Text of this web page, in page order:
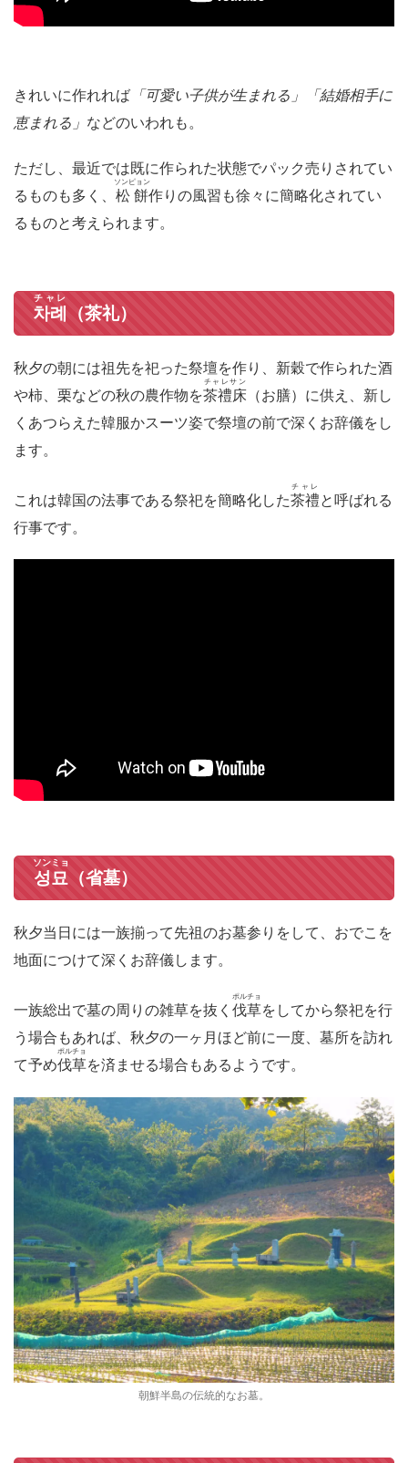
きれいに作れれば 「可愛い子供が生まれる」「結婚相手に
恵まれる」 などのいわれも。
ただし、最近では既に作られた状態でパック売りされてい
るものも多く、 松餅
ソンピョン
作りの風習も徐々に簡略化されてい
るものと考えられます。
차례
チャレ
（茶礼）
秋夕の朝には祖先を祀った祭壇を作り、新穀で作られた酒
や柿、栗などの秋の農作物を茶禮床
チャレサン
（お膳）に供え、新し
くあつらえた韓服かスーツ姿で祭壇の前で深くお辞儀をし
ます。
これは韓国の法事である祭祀を簡略化した茶禮
チャレ
と呼ばれる
行事です。
성묘
ソンミョ
（省墓）
秋夕当日には一族揃って先祖のお墓参りをして、おでこを
地面につけて深くお辞儀します。
一族総出で墓の周りの雑草を抜く 伐草
ポルチョ
をしてから祭祀を行
う場合もあれば、秋夕の一ヶ月ほど前に一度、墓所を訪れ
て予め伐草
ポルチョ
を済ませる場合もあるようです。
朝鮮半島の伝統的なお墓。